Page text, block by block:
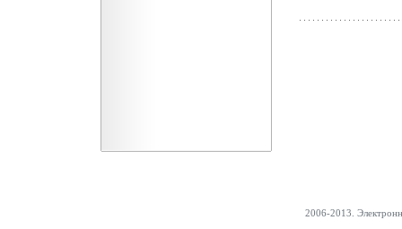
2006-2013.